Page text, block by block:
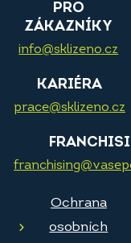
PRO
ZÁKAZNÍKY
info@sklizeno.cz
KARIÉRA
prace@sklizeno.cz
Ochrana
osobních